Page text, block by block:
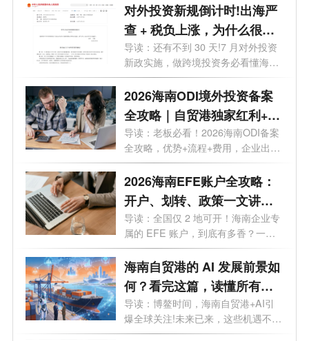
对外投资新规倒计时!出海严
查 + 税负上涨，为什么很多
老板都把 ODI备案落在海
南？
导读：还有不到 30 天!7 月对外投资
新政实施，做跨境投资务必看懂海南
政策...
2026海南ODI境外投资备案
全攻略｜自贸港独家红利+流
程+费用+靠谱机构
导读：老板必看！2026海南ODI备案
全攻略，优势+流程+费用，企业出海
看这一篇...
2026海南EFE账户全攻略：
开户、划转、政策一文讲
透，外贸老板必看
导读：全国仅 2 地可开！海南企业专
属的 EFE 账户，到底有多香？一文
讲透。...
海南自贸港的 AI 发展前景如
何？看完这篇，读懂所有机
遇
导读：博鳌时间，海南自贸港+AI引
爆全球关注!未来已来，这些机遇不容
错过...